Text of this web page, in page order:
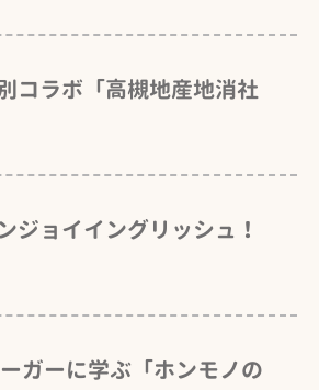
コラボ「高槻地産地消社
ジョイイングリッシュ！
ガーに学ぶ「ホンモノの